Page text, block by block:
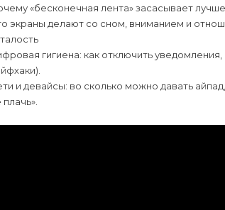
«бесконечная лента» засасывает
экраны делают со сном, вниманием и
гигиена: как отключить
и девайсы: во сколько можно давать
плачь».